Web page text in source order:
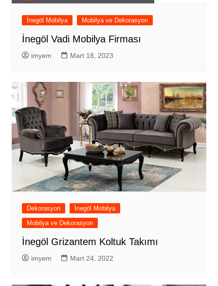
İnegöl Mobilya Mobilya ve Dekorasyon
İnegöl Vadi Mobilya Firması
imyem Mart 18, 2023
Dekorasyon
İnegöl Mobilya
Mobilya ve Dekorasyon
İnegöl Grizantem Koltuk Takımı
imyem Mart 24, 2022